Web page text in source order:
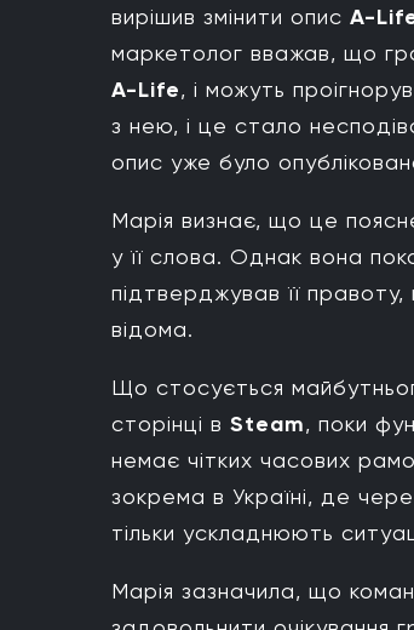
вирішив змінити опис A-
маркетолог вважав, що
A-Life, і можуть
з нею, і це стало
опис уже було
Марія визнає, що це
у її слова. Однак вона
підтверджував її
відома.
Що стосується
сторінці в Steam, поки
немає чітких часових
зокрема в Україні, де
тільки ускладнюють
Марія зазначила, що